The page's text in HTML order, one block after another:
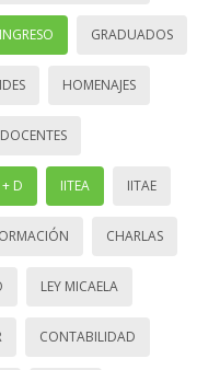
INGRESO GRADUADOS
HOMENAJES
+ D IITEA IITAE
CHARLAS
LEY MICAELA
CONTABILIDAD